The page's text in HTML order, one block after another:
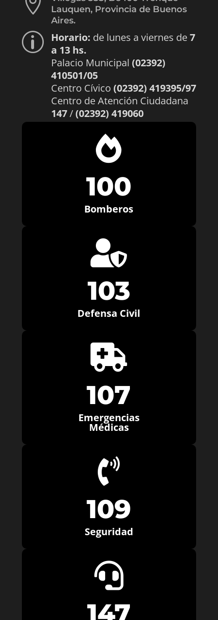
Lauquen, Provincia de Buenos
Aires.
p Horario: de lunes a viernes de7
a 13 hs.
Palacio Municipal (02392)
410501/05
Centro Cívico (02392) 419395/97
Centro de Atención Ciudadana
147/(02392) 419060

100
Bomberos

103
Defensa Civil

107
Emergencias
Médicas

109
Seguridad

147